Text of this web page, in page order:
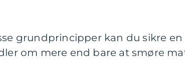
grundprincipper kan du sikre
om mere end bare at smøre